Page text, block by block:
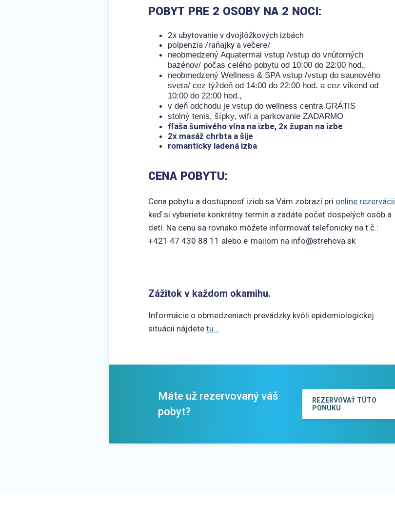
POBYT PRE 2 OSOBY NA 2 NOCI:
2x ubytovanie v dvojlôžkových izbách
polpenzia /raňajky a večere/
neobmedzený Aquatermal vstup /vstup do vnútorných
bazénov/ počas celého pobytu od 10:00 do 22:00 hod.,
neobmedzený Wellness & SPA vstup /vstup do saunového
sveta/ cez týždeň od 14:00 do 22:00 hod. a cez víkend od
10:00 do 22:00 hod.,
v deň odchodu je vstup do wellness centra GRÁTIS
stolný tenis, šípky, wifi a parkovanie ZADARMO
fľaša šumivého vína na izbe, 2x župan na izbe
2x masáž chrbta a šije
romanticky ladená izba
CENA POBYTU:
Cena pobytu a dostupnosť izieb sa Vám zobrazí pri online rezervácii
keď si vyberiete konkrétny termín a zadáte počet dospelých osôb a
detí. Na cenu sa rovnako môžete informovať telefonicky na t.č.:
+421 47 430 88 11 alebo e-mailom na info@strehova.sk
Zážitok v každom okamihu.
Informácie o obmedzeniach prevádzky kvôli epidemiologickej
situácií nájdete tu...
Máte už rezervovaný váš
pobyt?
REZERVOVAŤ TÚTO
PONUKU